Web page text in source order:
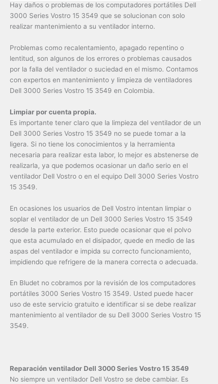
Hay daños o problemas de los computadores portátiles Dell
3000 Series Vostro 15 3549 que se solucionan con solo
realizar mantenimiento a su ventilador interno.
Problemas como recalentamiento, apagado repentino o
lentitud, son algunos de los errores o problemas causados
por la falla del ventilador o suciedad en el mismo. Contamos
con expertos en mantenimiento y limpieza de ventiladores
Dell 3000 Series Vostro 15 3549 en Colombia.
Limpiar por cuenta propia.
Es importante tener claro que la limpieza del ventilador de un
Dell 3000 Series Vostro 15 3549 no se puede tomar a la
ligera. Si no tiene los conocimientos y la herramienta
necesaria para realizar esta labor, lo mejor es abstenerse de
realizarla, ya que podemos ocasionar un daño serio en el
ventilador Dell Vostro o en el equipo Dell 3000 Series Vostro
15 3549.
En ocasiones los usuarios de Dell Vostro intentan limpiar o
soplar el ventilador de un Dell 3000 Series Vostro 15 3549
desde la parte exterior. Esto puede ocasionar que el polvo
que esta acumulado en el disipador, quede en medio de las
aspas del ventilador e impida su correcto funcionamiento,
impidiendo que refrigere de la manera correcta o adecuada.
En Bludet no cobramos por la revisión de los computadores
portátiles 3000 Series Vostro 15 3549. Usted puede hacer
uso de este servicio gratuito e identificar si se debe realizar
mantenimiento al ventilador de su Dell 3000 Series Vostro 15
3549.
Reparación ventilador Dell 3000 Series Vostro 15 3549
No siempre un ventilador Dell Vostro se debe cambiar. Es